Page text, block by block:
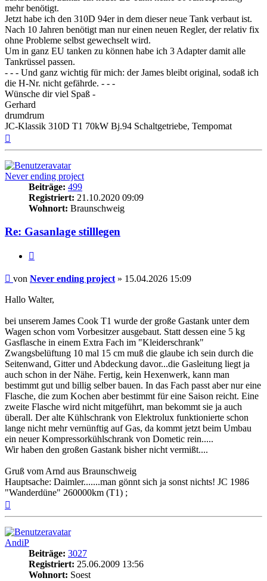
mehr benötigt.
Jetzt habe ich den 310D 94er in dem dieser neue Tank verbaut ist.
Nach 10 Jahren benötigt man nur einen neuen Regler, der relativ fix
ohne Probleme selbst gewechselt wird.
Um in ganz EU tanken zu können habe ich 3 Adapter damit alle
Tankrüssel passen.
- - - Und ganz wichtig für mich: der James bleibt original, sodaß ich
die H-Nr. nicht gefährde. - - -
Wünsche dir viel Spaß -
Gerhard
drumdrum
JC-Klassik 310D T1 70kW Bj.94 Schaltgetriebe, Tempomat
Never ending project
Beiträge: 499
Registriert: 21.10.2020 09:09
Wohnort: Braunschweig
Re: Gasanlage stilllegen
Beitrag
von Never ending project » 15.04.2026 15:09
Hallo Walter,
bei unserem James Cook T1 wurde der große Gastank unter dem
Wagen schon vom Vorbesitzer ausgebaut. Statt dessen eine 5 kg
Gasflasche in einem Extra Fach im "Kleiderschrank"
Zwangsbelüftung 10 mal 15 cm muß die glaube ich sein durch die
Seitenwand, Gitter und Abdeckung davor...die Gasleitung liegt ja
auch schon in der Nähe. Fertig, kein Hexenwerk, kann man
bestimmt gut und billig selber bauen. In das Fach passt aber nur eine
Flasche, die zum Kochen aber bestimmt für eine Saison reicht. Eine
zweite Flasche wird nicht mitgeführt, man bekommt sie ja auch
überall. Der alte Kühlschrank von Elektrolux funktionierte schon
lange nicht mehr vernünftig auf Gas, da kommt jetzt beim Umbau
ein neuer Kompressorkühlschrank von Dometic rein.....
Wir haben den großen Gastank bisher nicht vermißt....
Gruß vom Arnd aus Braunschweig
Hauptsache: Daimler.......man gönnt sich ja sonst nichts! JC 1986
"Wanderdüne" 260000km (T1) ;
AndiP
Beiträge: 3027
Registriert: 25.06.2009 13:56
Wohnort: Soest